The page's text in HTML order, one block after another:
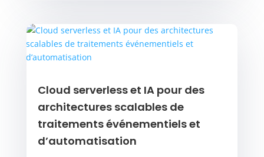
Cloud serverless et IA pour des
architectures scalables de
traitements événementiels et
d’automatisation